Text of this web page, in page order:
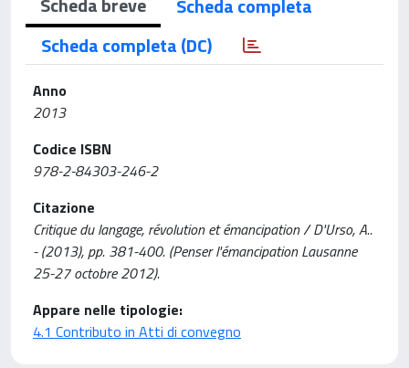
Scheda completa
Scheda completa (DC)
Anno
2013
Codice ISBN
978-2-84303-246-2
Citazione
Critique du langage, révolution et émancipation / D'Urso, A..
- (2013), pp. 381-400. (Penser l'émancipation Lausanne
25-27 octobre 2012).
Appare nelle tipologie:
4.1 Contributo in Atti di convegno